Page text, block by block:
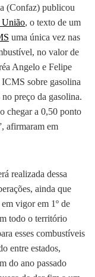
(Confaz) publicou
, o texto de um
uma única vez nas
no valor de
Angelo e Felipe
sobre gasolina
preço da gasolina.
chegar a 0,50 ponto
afirmaram em
realizada dessa
ainda que
vigor em 1º de
todo o território
esses combustíveis
entre estados,
do ano passado